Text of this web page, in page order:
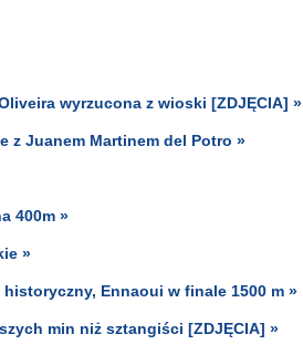
wyrzucona z wioski [ZDJĘCIA] »
z Juanem Martinem del Potro »
400m »
»
Ennaoui w finale 1500 m »
min niż sztangiści [ZDJĘCIA] »